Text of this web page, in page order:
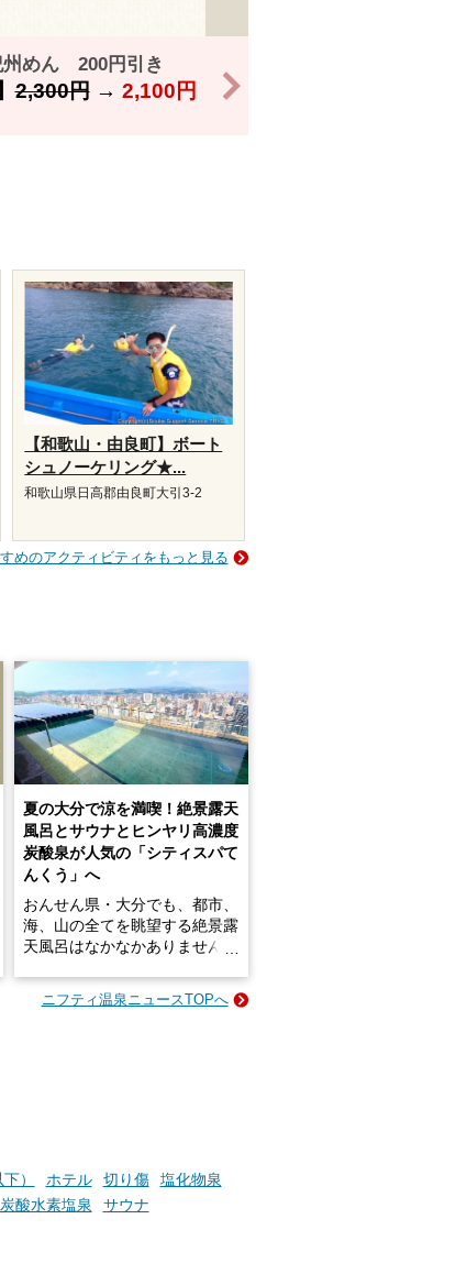
州めん 200円引き
2,300円→ 2,100円
【和歌山・由良町】ボート
シュノーケリング★...
和歌山県日高郡由良町大引3-2
めのアクティビティをもっと見る
夏の大分で涼を満喫！絶景露天
風呂とサウナとヒンヤリ高濃度
炭酸泉が人気の「シティスパて
んくう」へ
おんせん県・大分でも、都市、
海、山の全てを眺望する絶景露
天風呂はなかなかありません。
を新設した「シティスパてんく
7度の高濃度炭酸泉で交互浴し
てととのえば、まさに気分は天
空の極楽、ここはこの夏ぜひと
ニフティ温泉ニュースTOPへ
） ホテル 切り傷
塩化物泉
炭酸水素塩泉 サウナ